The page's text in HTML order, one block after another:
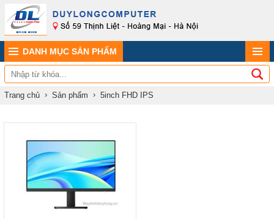
DANH MỤC SẢN PHẨM
Trang chủ Sản phẩm 5inch FHD IPS